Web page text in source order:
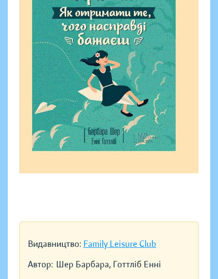
Видавництво: Family Leisure Club
Автор: Шер Барбара, Готтліб Енні